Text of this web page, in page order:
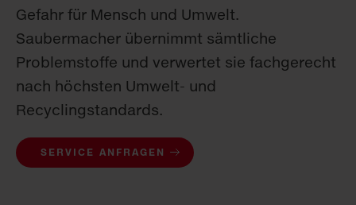
Gefahr für Mensch und Umwelt.
Saubermacher übernimmt sämtliche
Problemstoffe und verwertet sie fachgerecht
nach höchsten Umwelt- und
Recyclingstandards.
SERVICE ANFRAGEN